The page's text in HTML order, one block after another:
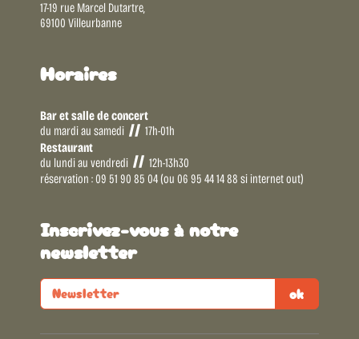
17-19 rue Marcel Dutartre,
69100 Villeurbanne
Horaires
Bar et salle de concert
du mardi au samedi
17h-01h
Restaurant
du lundi au vendredi
12h-13h30
réservation : 09 51 90 85 04 (ou 06 95 44 14 88 si internet out)
Inscrivez-vous à notre
newsletter